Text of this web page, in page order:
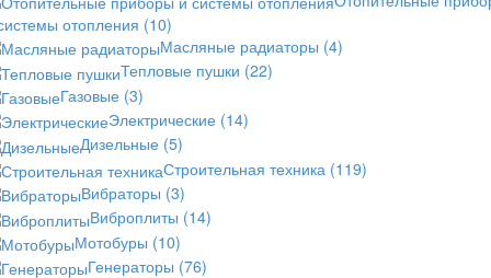
отопления (10)
Масляные радиаторы (4)
Тепловые пушки (22)
Газовые (3)
Электрические (14)
Дизельные (5)
Строительная техника (119)
Вибраторы (3)
Виброплиты (14)
Мотобуры (10)
Генераторы (76)